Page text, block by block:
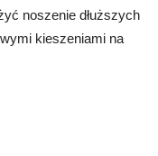
noszenie dłuższych
kieszeniami na